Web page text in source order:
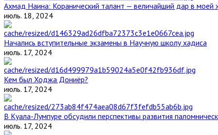
Ахмад Наина: Коранический талант — величайший дар в моей
июль. 18, 2024
Начались вступительные экзамены в Научную школу хадиса
июль. 17, 2024
Кем был Ходжа Дониёр?
июль. 17, 2024
В Куала-Лумпуре обсудили перспективы развития
июль. 17, 2024